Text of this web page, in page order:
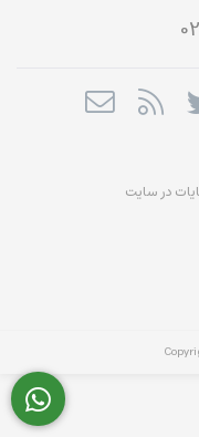
در سایت